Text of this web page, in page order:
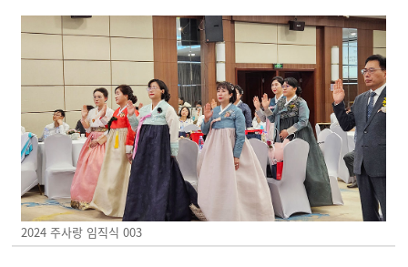
2024 주사랑 임직식 003